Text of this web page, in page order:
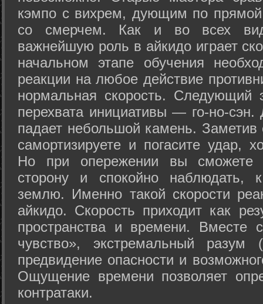
кэмпо с вихрем, дующим по
со смерчем. Как и во всех
важнейшую роль в айкидо играет
начальном этапе обучения
реакции на любое действие
нормальная скорость.
перехвата инициативы — го-но-
падает небольшой камень.
самортизируете и погасите удар,
Но при опережении вы сможете
сторону и спокойно наблюдать,
землю. Именно такой скорости
айкидо. Скорость приходит как
пространства и времени. Вместе
чувство», экстремальный разум
предвидение опасности и
Ощущение времени позволяет
контратаки.